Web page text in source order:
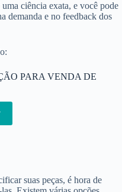
ciência exata, e você pode
demanda e no feedback dos
PARA VENDA DE
suas peças, é hora de